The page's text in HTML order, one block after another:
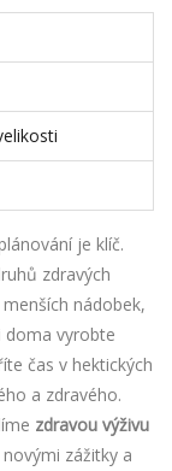
je klíč.
zdravých
nádobek,
doma vyrobte
čas v hektických
a zdravého.
zdravou výživu
zážitky a